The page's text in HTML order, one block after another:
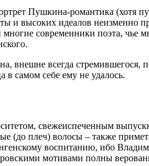
Пушкина-романтика (хотя
и высоких идеалов неизменно
многие современники поэта, чье
внешне всегда
в самом себе ему не удалось.
свежеиспеченным
(до плеч) волосы – также
воспитанию, ибо
мотивами полны